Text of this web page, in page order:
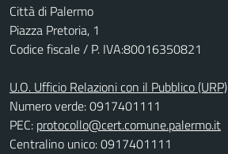
Città di Palermo
Piazza Pretoria, 1
Codice fiscale / P. IVA:80016350821
U.O. Ufficio Relazioni con il Pubblico (URP)
Numero verde: 0917401111
PEC: protocollo@cert.comune.palermo.it
Centralino unico: 0917401111